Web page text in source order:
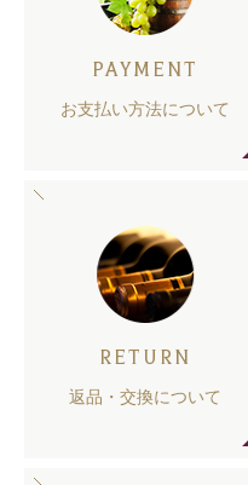
PAYMENT
お支払い方法について
RETURN
返品・交換について